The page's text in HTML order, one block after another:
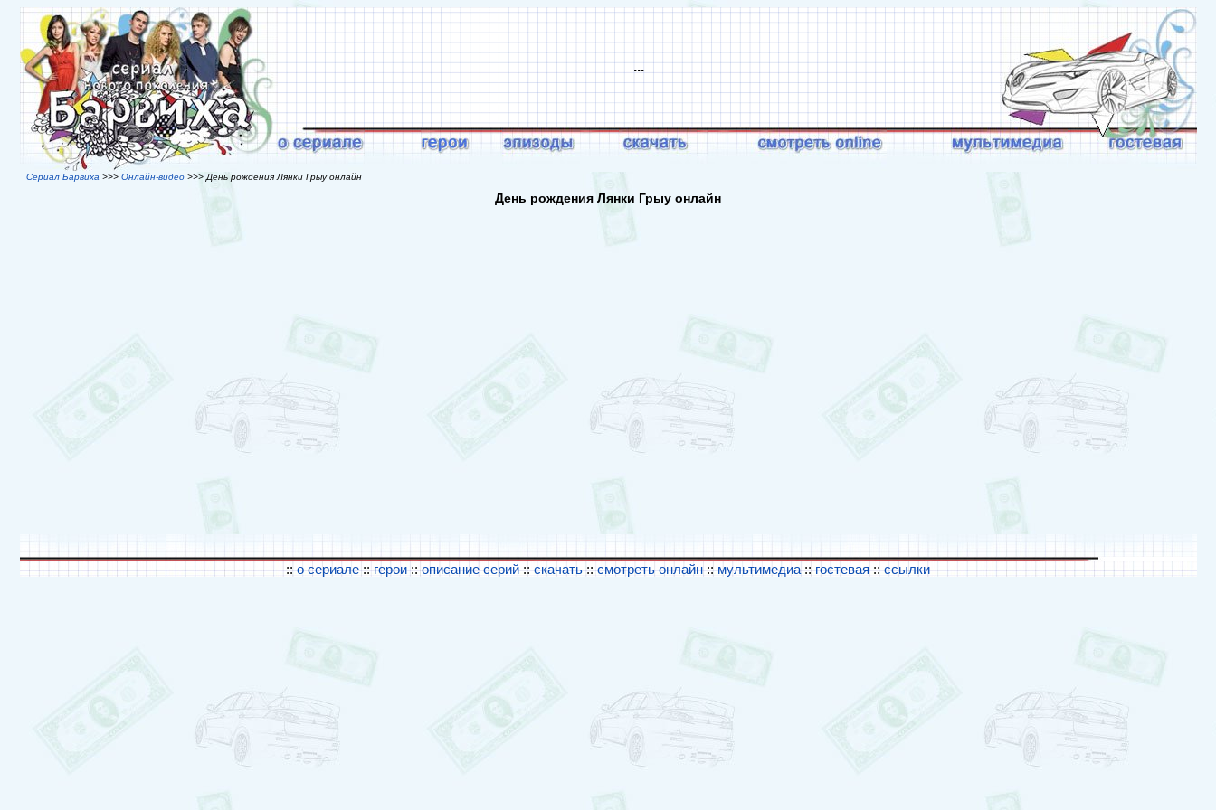
...
Сериал Барвиха >>> Онлайн-видео>>> День рождения Лянки Грыу онлайн
День рождения Лянки Грыу онлайн
::о сериале::герои::описание серий :: скачать::смотреть онлайн:: мультимедиа:: гостевая:: ссылки